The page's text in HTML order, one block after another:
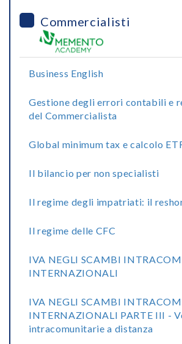
Commercialisti
Business English
Gestione degli errori contabili e
del Commercialista
Global minimum tax e calcolo
Il bilancio per non specialisti
Il regime degli impatriati: il
Il regime delle CFC
IVA NEGLI SCAMBI
INTERNAZIONALI
IVA NEGLI SCAMBI
INTERNAZIONALI PARTE III -
intracomunitarie a distanza